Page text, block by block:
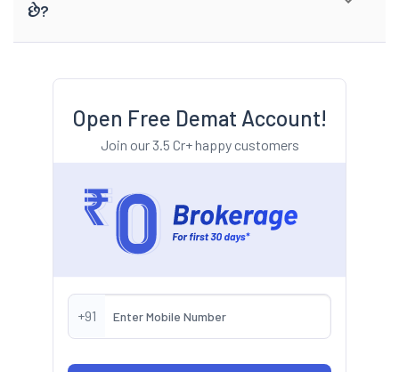
છે?
Open Free Demat Account!
Join our 3.5 Cr+ happy customers
+91